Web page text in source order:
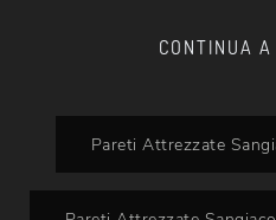
CONTINUA
Pareti Attrezzate